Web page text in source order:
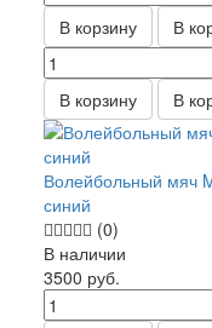
В корзину В
В корзину В
Волейбольный мяч
синий
(0)
В наличии
3500 руб.